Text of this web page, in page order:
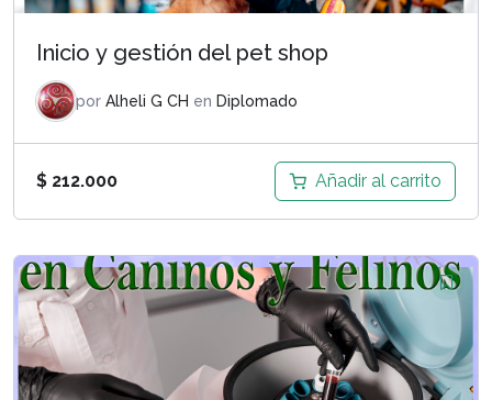
Inicio y gestión del pet shop
por Alheli G CH en Diplomado
$ 212.000 Añadir al carrito